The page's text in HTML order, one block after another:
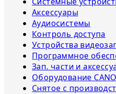
Аксессуары
Аудиосистемы
Контроль доступа
Устройства
Программное
Зап. части и
Оборудование
Снятое с